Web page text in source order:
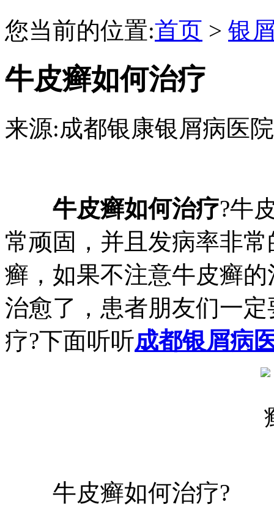
您当前的位置:首页 > 银
牛皮癣如何治疗
来源:成都银康银屑病医
牛皮癣如何治疗?牛
常顽固，并且发病率非
癣，如果不注意牛皮癣
治愈了，患者朋友们一
疗?下面听听成都银屑病
牛皮癣如何治疗?